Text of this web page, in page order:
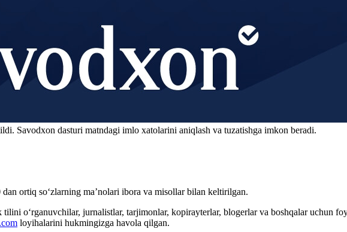
Savodxon dasturi matndagi imlo xatolarini aniqlash va tuzatishga imkon beradi.
ortiq so‘zlarning ma’nolari ibora va misollar bilan keltirilgan.
o‘rganuvchilar, jurnalistlar, tarjimonlar, kopirayterlar, blogerlar va boshqalar uchun
loyihalarini hukmingizga havola qilgan.